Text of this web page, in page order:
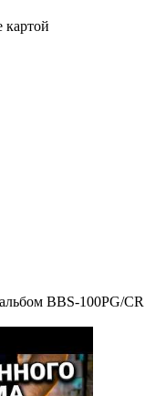
картой
BBS-100PG/CR